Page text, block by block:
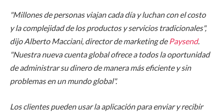
"Millones de personas viajan cada día y luchan con el costo
y la complejidad de los productos y servicios tradicionales",
dijo Alberto Macciani, director de marketing de Paysend.
"Nuestra nueva cuenta global ofrece a todos la oportunidad
de administrar su dinero de manera más eficiente y sin
problemas en un mundo global".
Los clientes pueden usar la aplicación para enviar y recibir